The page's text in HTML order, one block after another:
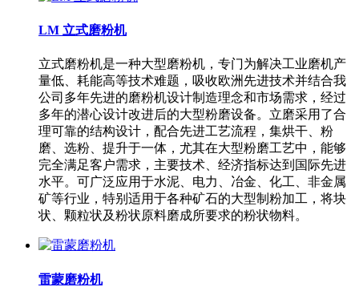
LM 立式磨粉机
立式磨粉机是一种大型磨粉机，专门为解决工业磨机产
量低、耗能高等技术难题，吸收欧洲先进技术并结合我
公司多年先进的磨粉机设计制造理念和市场需求，经过
多年的潜心设计改进后的大型粉磨设备。立磨采用了合
理可靠的结构设计，配合先进工艺流程，集烘干、粉
磨、选粉、提升于一体，尤其在大型粉磨工艺中，能够
完全满足客户需求，主要技术、经济指标达到国际先进
水平。可广泛应用于水泥、电力、冶金、化工、非金属
矿等行业，特别适用于各种矿石的大型制粉加工，将块
状、颗粒状及粉状原料磨成所要求的粉状物料。
雷蒙磨粉机